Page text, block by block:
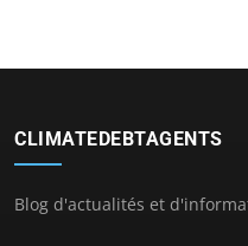
CLIMATEDEBTAGENTS
Blog d'actualités et